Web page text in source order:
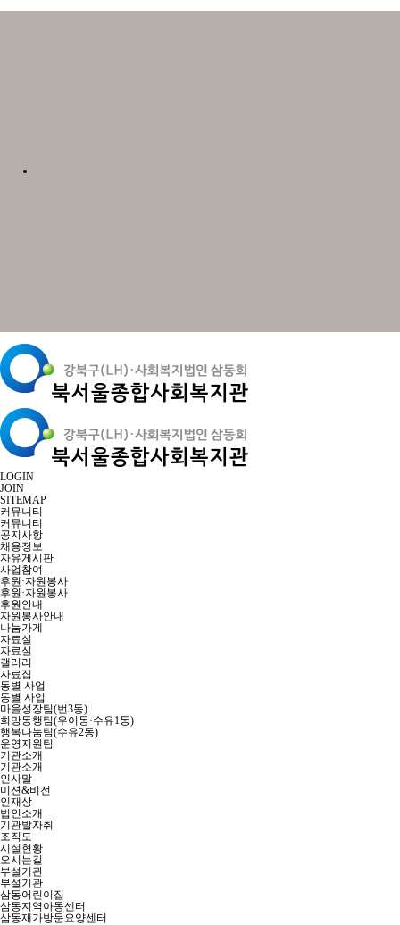
LOGIN
JOIN
SITEMAP
커뮤니티
커뮤니티
공지사항
채용정보
자유게시판
사업참여
후원·자원봉사
후원·자원봉사
후원안내
자원봉사안내
나눔가게
자료실
자료실
갤러리
자료집
동별 사업
동별 사업
마을성장팀(번3동)
희망동행팀(우이동·수유1동)
행복나눔팀(수유2동)
운영지원팀
기관소개
기관소개
인사말
미션&비전
인재상
법인소개
기관발자취
조직도
시설현황
오시는길
부설기관
부설기관
삼동어린이집
삼동지역아동센터
삼동재가방문요양센터